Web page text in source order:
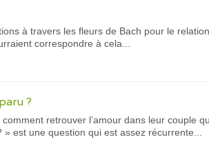
à travers les fleurs de Bach pour le
correspondre à cela...
?
retrouver l’amour dans leur couple
est une question qui est assez récurrente...